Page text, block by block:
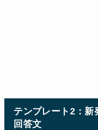
テンプレート2：新
回答文